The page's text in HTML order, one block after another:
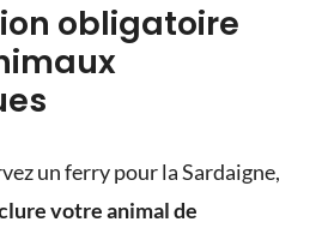
obligatoire
un ferry pour la Sardaigne,
votre animal de